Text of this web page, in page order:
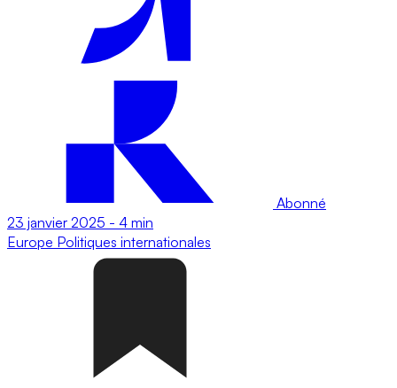
Abonné
23 janvier 2025 - 4 min
Europe Politiques internationales